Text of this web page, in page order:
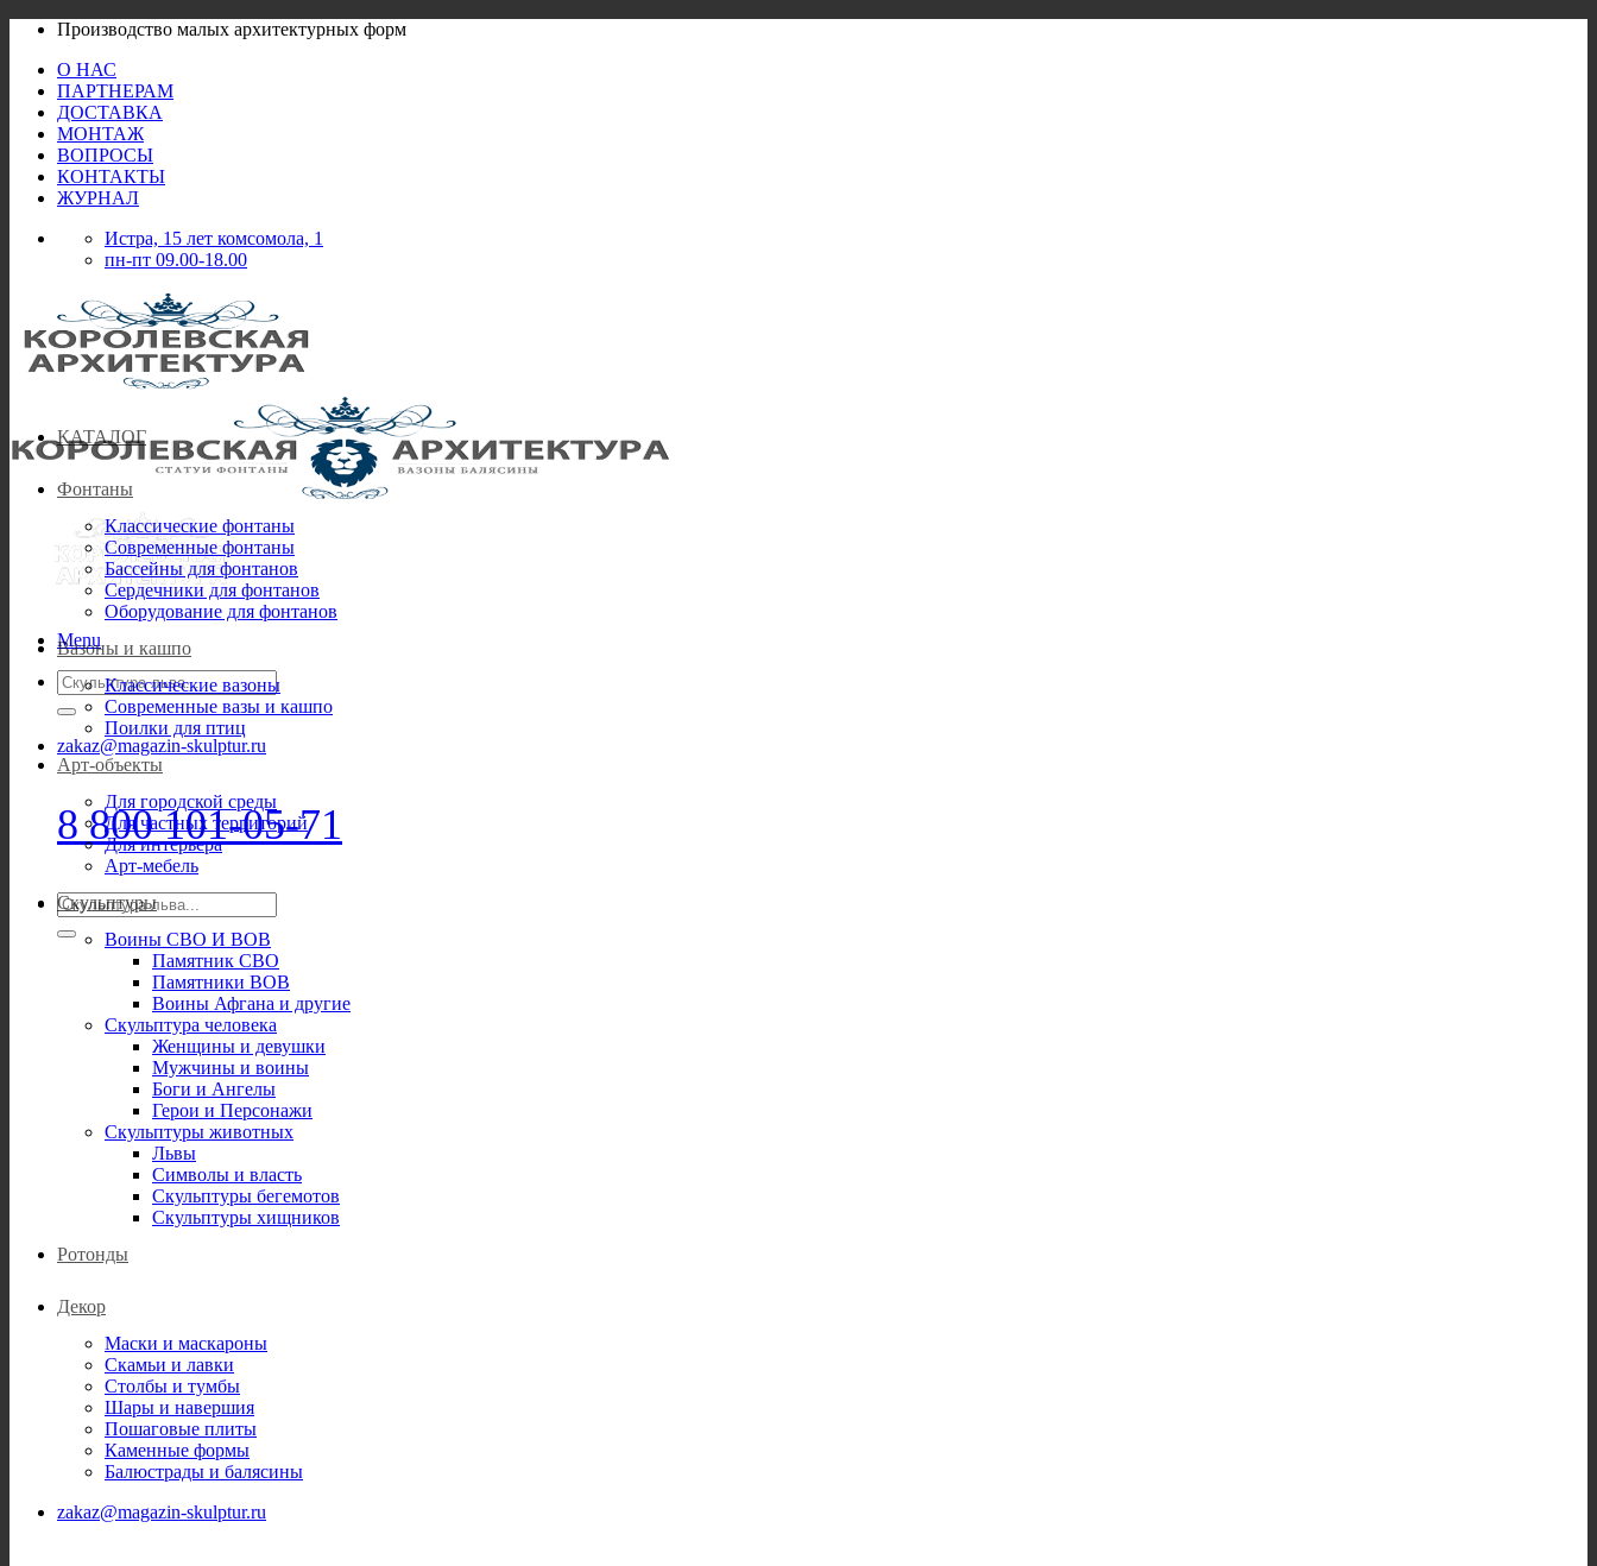
Skip
content
Производство малых архитектурных форм
О НАС
ПАРТНЕРАМ
ДОСТАВКА
МОНТАЖ
ВОПРОСЫ
КОНТАКТЫ
ЖУРНАЛ
Истра, 15 лет комсомола, 1
пн-пт 09.00-18.00
Menu
Искать:
zakaz@magazin-skulptur.ru
8 800 101-05-71
Искать:
КАТАЛОГ
Фонтаны
Классические фонтаны
Современные фонтаны
Бассейны для фонтанов
Сердечники для фонтанов
Оборудование для фонтанов
Вазоны и кашпо
Классические вазоны
Современные вазы и кашпо
Поилки для птиц
Арт-объекты
Для городской среды
Для частных территорий
Для интерьера
Арт-мебель
Скульптуры
Воины СВО И ВОВ
Памятник СВО
Памятники ВОВ
Воины Афгана и другие
Скульптура человека
Женщины и девушки
Мужчины и воины
Боги и Ангелы
Герои и Персонажи
Скульптуры животных
Львы
Символы и власть
Скульптуры бегемотов
Скульптуры хищников
Ротонды
Декор
Маски и маскароны
Скамьи и лавки
Столбы и тумбы
Шары и навершия
Пошаговые плиты
Каменные формы
Балюстрады и балясины
zakaz@magazin-skulptur.ru